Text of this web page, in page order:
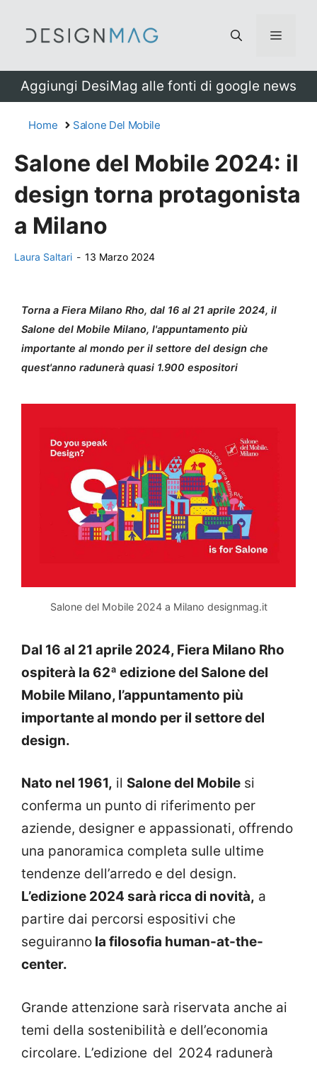
Menu
Aggiungi DesiMag alle fonti di google news
Home Salone Del Mobile
Salone del Mobile 2024: il
design torna protagonista
a Milano
Laura Saltari - 13 Marzo 2024
Torna a Fiera Milano Rho, dal 16 al 21 aprile 2024, il
Salone del Mobile Milano, l'appuntamento più
importante al mondo per il settore del design che
quest'anno radunerà quasi 1.900 espositori
Salone del Mobile 2024 a Milano designmag.it
Dal 16 al 21 aprile 2024, Fiera Milano Rho
ospiterà la 62ª edizione del Salone del
Mobile Milano, l’appuntamento più
importante al mondo per il settore del
design.
Nato nel 1961, il Salone del Mobile si
conferma un punto di riferimento per
aziende, designer e appassionati, offrendo
una panoramica completa sulle ultime
tendenze dell’arredo e del design.
L’edizione 2024 sarà ricca di novità, a
partire dai percorsi espositivi che
seguiranno la filosofia human-at-the-
center.
Grande attenzione sarà riservata anche ai
temi della sostenibilità e dell’economia
circolare. L’edizione del 2024 radunerà